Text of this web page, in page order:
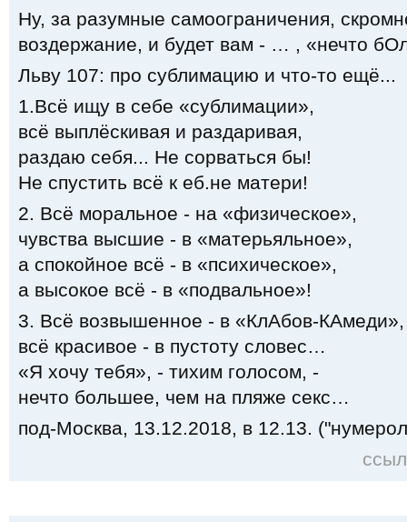
Ну, за разумные самоограничения,
воздержание, и будет вам - … , «нечто
Льву 107: про сублимацию и что-то ещё...
1.Всё ищу в себе «сублимации»,
всё выплёскивая и раздаривая,
раздаю себя... Не сорваться бы!
Не спустить всё к еб.не матери!
2. Всё моральное - на «физическое»,
чувства высшие - в «матерьяльное»,
а спокойное всё - в «психическое»,
а высокое всё - в «подвальное»!
3. Всё возвышенное - в «КлАбов-КАмеди»,
всё красивое - в пустоту словес…
«Я хочу тебя», - тихим голосом, -
нечто большее, чем на пляже секс…
под-Москва, 13.12.2018, в 12.13.